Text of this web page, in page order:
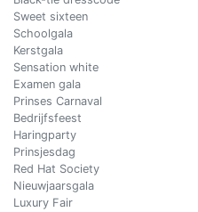
Sweet sixteen
Schoolgala
Kerstgala
Sensation white
Examen gala
Prinses Carnaval
Bedrijfsfeest
Haringparty
Prinsjesdag
Red Hat Society
Nieuwjaarsgala
Luxury Fair